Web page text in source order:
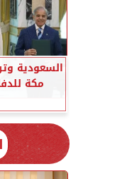
السعودية
مكة